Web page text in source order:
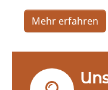
Mehr erfahren